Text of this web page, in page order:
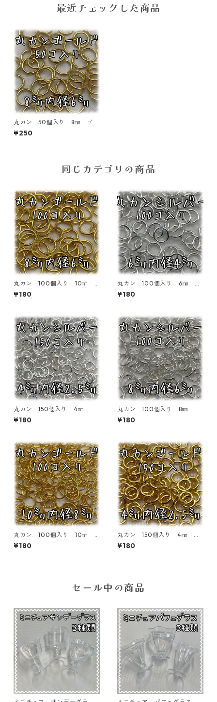
最近チェックした商品
丸カン 50個入り 8㎜ ゴー
ルド【MC-GLD-8】
¥250
同じカテゴリの商品
丸カン 100個入り 10㎜
ゴールド【MC-100-GLD08】
¥180
丸カン 100個入り 6㎜ シ
ルバー【MC-100-SIL06】
¥180
丸カン 150個入り 4㎜ シ
ルバー【MC-100-SIL04】
¥180
丸カン 100個入り 8㎜ シ
ルバー【MC-100-SIL08】
¥180
丸カン 100個入り 10㎜
ゴールド【MC-100-GLD10】
¥180
丸カン 150個入り 4㎜ ゴ
ールド【MC-100-GLD04】
¥180
セール中の商品